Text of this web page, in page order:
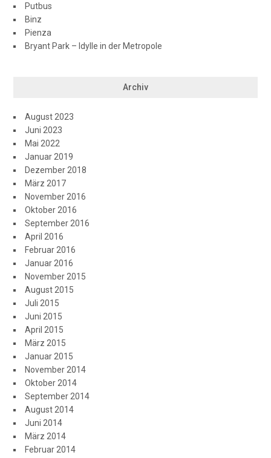
Putbus
Binz
Pienza
Bryant Park – Idylle in der Metropole
Archiv
August 2023
Juni 2023
Mai 2022
Januar 2019
Dezember 2018
März 2017
November 2016
Oktober 2016
September 2016
April 2016
Februar 2016
Januar 2016
November 2015
August 2015
Juli 2015
Juni 2015
April 2015
März 2015
Januar 2015
November 2014
Oktober 2014
September 2014
August 2014
Juni 2014
März 2014
Februar 2014